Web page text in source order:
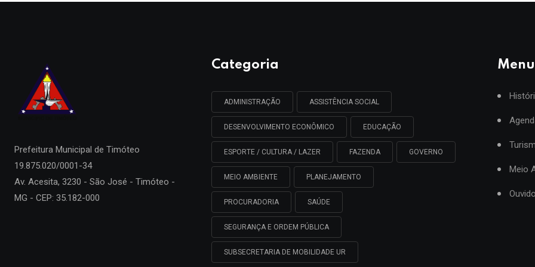
Prefeitura Municipal de Timóteo
19.875.020/0001-34
Av. Acesita, 3230 - São José - Timóteo -
MG - CEP: 35.182-000
Categoria
ADMINISTRAÇÃO ASSISTÊNCIA SOCIAL
DESENVOLVIMENTO ECONÔMICO EDUCAÇÃO
ESPORTE / CULTURA / LAZER FAZENDA GOVERNO
MEIO AMBIENTE PLANEJAMENTO
PROCURADORIA SAÚDE
SEGURANÇA E ORDEM PÚBLICA
SUBSECRETARIA DE MOBILIDADE UR
Menu
Meio